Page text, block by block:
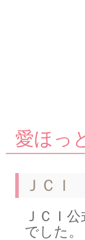
愛ほっ
ＪＣＩ
ＪＣＩ
でした。